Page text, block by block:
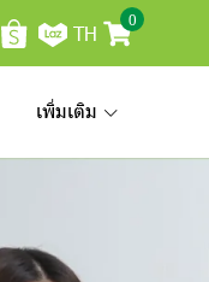
TH
0
เพิ่มเติม